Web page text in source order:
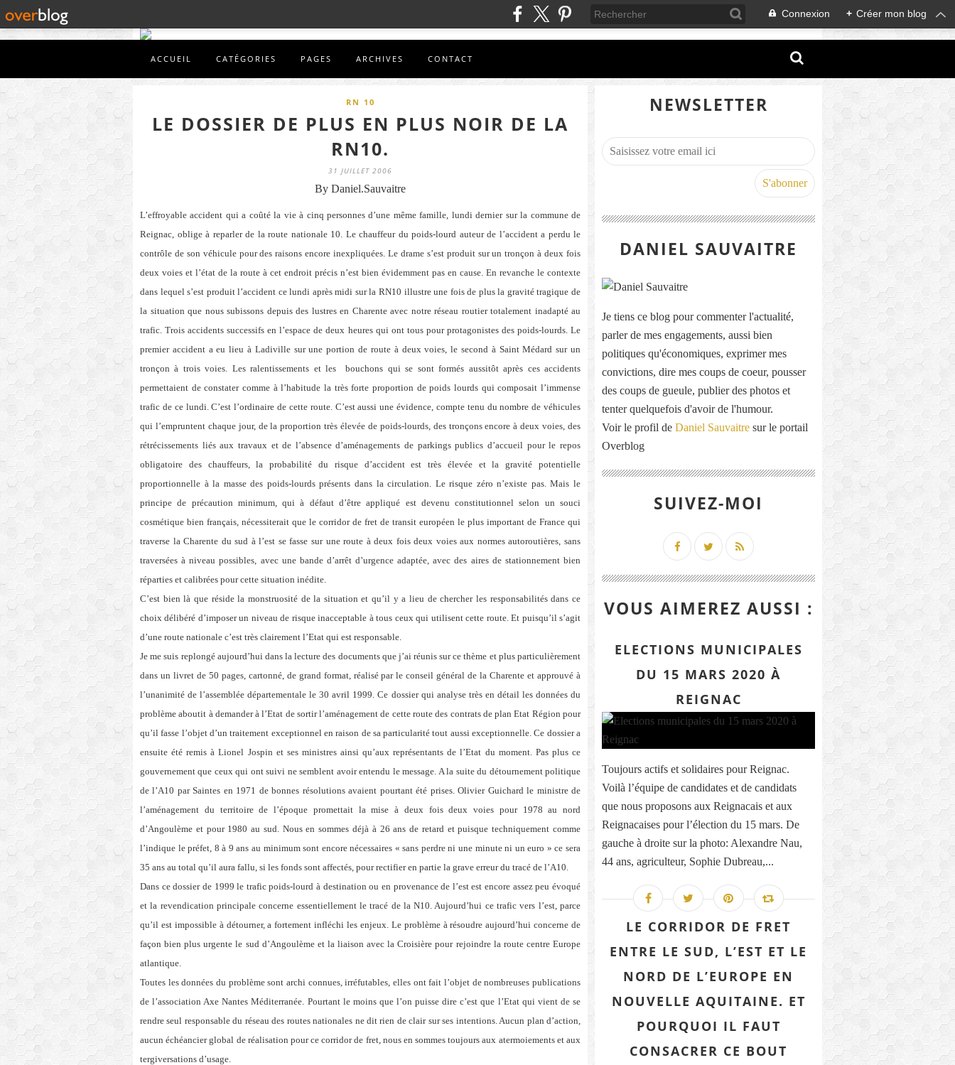
Connexion + Créer mon blog
ACCUEIL CATÉGORIES PAGES ARCHIVES CONTACT
RN 10
LE DOSSIER DE PLUS EN PLUS NOIR DE LA
RN10.
31 JUILLET 2006
By Daniel.Sauvaitre
L’effroyable accident qui a coûté la vie à cinq personnes d’une même famille, lundi dernier sur la commune de
Reignac, oblige à reparler de la route nationale 10. Le chauffeur du poids-lourd auteur de l’accident a perdu le
contrôle de son véhicule pour des raisons encore inexpliquées. Le drame s’est produit sur un tronçon à deux fois
deux voies et l’état de la route à cet endroit précis n’est bien évidemment pas en cause. En revanche le contexte
dans lequel s’est produit l’accident ce lundi après midi sur la RN10 illustre une fois de plus la gravité tragique de
la situation que nous subissons depuis des lustres en Charente avec notre réseau routier totalement inadapté au
trafic. Trois accidents successifs en l’espace de deux heures qui ont tous pour protagonistes des poids-lourds. Le
premier accident a eu lieu à Ladiville sur une portion de route à deux voies, le second à Saint Médard sur un
tronçon à trois voies. Les ralentissements et les
bouchons qui se sont formés aussitôt après ces accidents
permettaient de constater comme à l’habitude la très forte proportion de poids lourds qui composait l’immense
trafic de ce lundi. C’est l’ordinaire de cette route. C’est aussi une évidence, compte tenu du nombre de véhicules
qui l’empruntent chaque jour, de la proportion très élevée de poids-lourds, des tronçons encore à deux voies, des
rétrécissements liés aux travaux et de l’absence d’aménagements de parkings publics d’accueil pour le repos
obligatoire des chauffeurs, la probabilité du risque d’accident est très élevée et la gravité potentielle
proportionnelle à la masse des poids-lourds présents dans la circulation. Le risque zéro n’existe pas. Mais le
principe de précaution minimum, qui à défaut d’être appliqué est devenu constitutionnel selon un souci
cosmétique bien français, nécessiterait que le corridor de fret de transit européen le plus important de France qui
traverse la Charente du sud à l’est se fasse sur une route à deux fois deux voies aux normes autoroutières, sans
traversées à niveau possibles, avec une bande d’arrêt d’urgence adaptée, avec des aires de stationnement bien
réparties et calibrées pour cette situation inédite.
C’est bien là que réside la monstruosité de la situation et qu’il y a lieu de chercher les responsabilités dans ce
choix délibéré d’imposer un niveau de risque inacceptable à tous ceux qui utilisent cette route. Et puisqu’il s’agit
d’une route nationale c’est très clairement l’Etat qui est responsable.
Je me suis replongé aujourd’hui dans la lecture des documents que j’ai réunis sur ce thème et plus particulièrement
dans un livret de 50 pages, cartonné, de grand format, réalisé par le conseil général de la Charente et approuvé à
l’unanimité de l’assemblée départementale le 30 avril 1999. Ce dossier qui analyse très en détail les données du
problème aboutit à demander à l’Etat de sortir l’aménagement de cette route des contrats de plan Etat Région pour
qu’il fasse l’objet d’un traitement exceptionnel en raison de sa particularité tout aussi exceptionnelle. Ce dossier a
ensuite été remis à Lionel Jospin et ses ministres ainsi qu’aux représentants de l’Etat du moment. Pas plus ce
gouvernement que ceux qui ont suivi ne semblent avoir entendu le message. A la suite du détournement politique
de l’A10 par Saintes en 1971 de bonnes résolutions avaient pourtant été prises. Olivier Guichard le ministre de
l’aménagement du territoire de l’époque promettait la mise à deux fois deux voies pour 1978 au nord
d’Angoulème et pour 1980 au sud. Nous en sommes déjà à 26 ans de retard et puisque techniquement comme
l’indique le préfet, 8 à 9 ans au minimum sont encore nécessaires « sans perdre ni une minute ni un euro » ce sera
35 ans au total qu’il aura fallu, si les fonds sont affectés, pour rectifier en partie la grave erreur du tracé de l’A10.
Dans ce dossier de 1999 le trafic poids-lourd à destination ou en provenance de l’est est encore assez peu évoqué
et la revendication principale concerne essentiellement le tracé de la N10. Aujourd’hui ce trafic vers l’est, parce
qu’il est impossible à détourner, a fortement infléchi les enjeux. Le problème à résoudre aujourd’hui concerne de
façon bien plus urgente le sud d’Angoulème et la liaison avec la Croisière pour rejoindre la route centre Europe
atlantique.
Toutes les données du problème sont archi connues, irréfutables, elles ont fait l’objet de nombreuses publications
de l’association Axe Nantes Méditerranée. Pourtant le moins que l’on puisse dire c’est que l’Etat qui vient de se
rendre seul responsable du réseau des routes nationales ne dit rien de clair sur ses intentions. Aucun plan d’action,
aucun échéancier global de réalisation pour ce corridor de fret, nous en sommes toujours aux atermoiements et aux
tergiversations d’usage.
NEWSLETTER
DANIEL SAUVAITRE
Je tiens ce blog pour commenter l'actualité,
parler de mes engagements, aussi bien
politiques qu'économiques, exprimer mes
convictions, dire mes coups de coeur, pousser
des coups de gueule, publier des photos et
tenter quelquefois d'avoir de l'humour.
Voir le profil de Daniel Sauvaitre sur le portail
Overblog
SUIVEZ-MOI
VOUS AIMEREZ AUSSI :
ELECTIONS MUNICIPALES
DU 15 MARS 2020 À
REIGNAC
Toujours actifs et solidaires pour Reignac.
Voilà l’équipe de candidates et de candidats
que nous proposons aux Reignacais et aux
Reignacaises pour l’élection du 15 mars. De
gauche à droite sur la photo: Alexandre Nau,
44 ans, agriculteur, Sophie Dubreau,...
LE CORRIDOR DE FRET
ENTRE LE SUD, L’EST ET LE
NORD DE L’EUROPE EN
NOUVELLE AQUITAINE. ET
POURQUOI IL FAUT
CONSACRER CE BOUT